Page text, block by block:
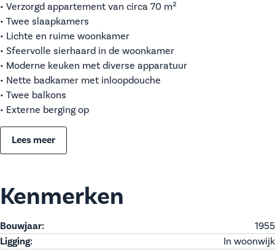
• Verzorgd appartement van circa 70 m²
• Twee slaapkamers
• Lichte en ruime woonkamer
• Sfeervolle sierhaard in de woonkamer
• Moderne keuken met diverse apparatuur
• Nette badkamer met inloopdouche
• Twee balkons
• Externe berging op
Lees meer
Kenmerken
Bouwjaar: 1955
Ligging: In woonwijk